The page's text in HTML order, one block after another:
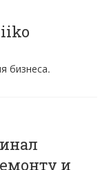
бизнеса.
и